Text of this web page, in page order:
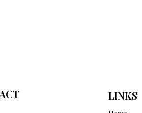
LINKS